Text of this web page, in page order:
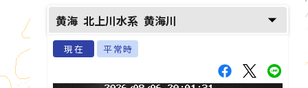
黄海 北上川水系 黄海川 arrow_drop_down
現在 平常時